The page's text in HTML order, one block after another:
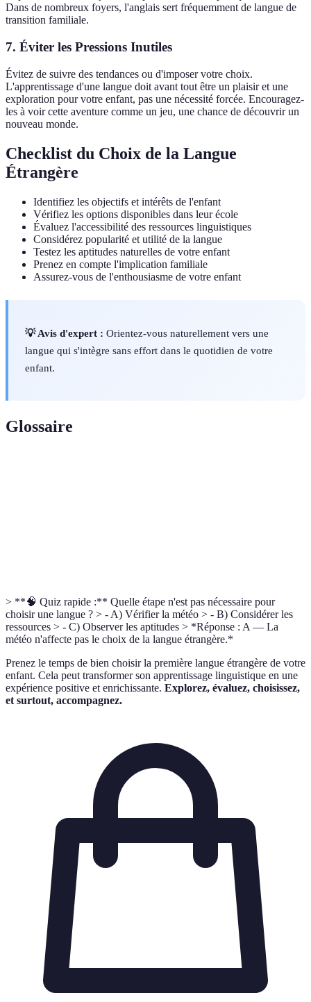
Dans de nombreux foyers, l'anglais sert fréquemment de langue de
transition familiale.
7. Éviter les Pressions Inutiles
Évitez de suivre des tendances ou d'imposer votre choix.
L'apprentissage d'une langue doit avant tout être un plaisir et une
exploration pour votre enfant, pas une nécessité forcée. Encouragez-
les à voir cette aventure comme un jeu, une chance de découvrir un
nouveau monde.
Checklist du Choix de la Langue
Étrangère
Identifiez les objectifs et intérêts de l'enfant
Vérifiez les options disponibles dans leur école
Évaluez l'accessibilité des ressources linguistiques
Considérez popularité et utilité de la langue
Testez les aptitudes naturelles de votre enfant
Prenez en compte l'implication familiale
Assurez-vous de l'enthousiasme de votre enfant
💡 Avis d'expert : Orientez-vous naturellement vers une
langue qui s'intègre sans effort dans le quotidien de votre
enfant.
Glossaire
> **🧠 Quiz rapide :** Quelle étape n'est pas nécessaire pour
choisir une langue ? > - A) Vérifier la météo > - B) Considérer les
ressources > - C) Observer les aptitudes > *Réponse : A — La
météo n'affecte pas le choix de la langue étrangère.*
Prenez le temps de bien choisir la première langue étrangère de votre
enfant. Cela peut transformer son apprentissage linguistique en une
expérience positive et enrichissante. Explorez, évaluez, choisissez,
et surtout, accompagnez.